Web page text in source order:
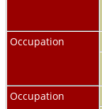
Occupation
Occupation